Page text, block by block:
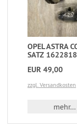
OPEL ASTRA
SATZ
EUR 49,00
zzgl. Versandkosten
mehr...